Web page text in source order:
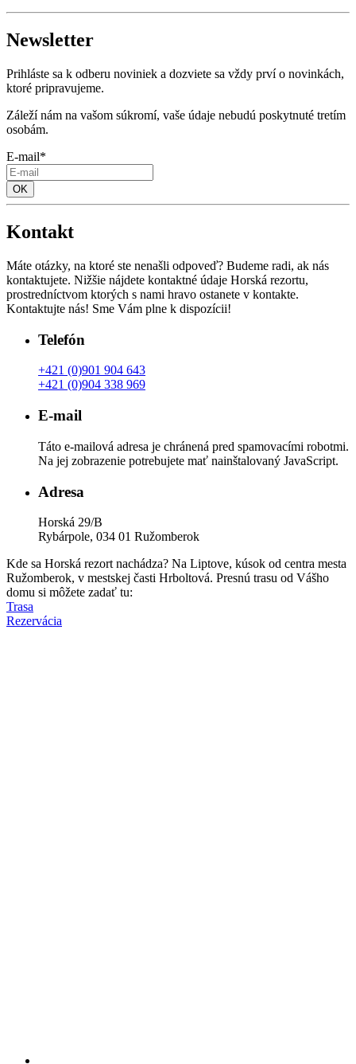
Newsletter
Prihláste sa k odberu noviniek a dozviete sa vždy prví o novinkách,
ktoré pripravujeme.
Záleží nám na vašom súkromí, vaše údaje nebudú poskytnuté tretím
osobám.
E-mail*
Kontakt
Máte otázky, na ktoré ste nenašli odpoveď? Budeme radi, ak nás
kontaktujete. Nižšie nájdete kontaktné údaje Horská rezortu,
prostredníctvom ktorých s nami hravo ostanete v kontakte.
Kontaktujte nás! Sme Vám plne k dispozícii!
Telefón
+421 (0)901 904 643
+421 (0)904 338 969
E-mail
Táto e-mailová adresa je chránená pred spamovacími robotmi.
Na jej zobrazenie potrebujete mať nainštalovaný JavaScript.
Adresa
Horská 29/B
Rybárpole, 034 01 Ružomberok
Kde sa Horská rezort nachádza? Na Liptove, kúsok od centra mesta
Ružomberok, v mestskej časti Hrboltová. Presnú trasu od Vášho
domu si môžete zadať tu:
Trasa
Rezervácia